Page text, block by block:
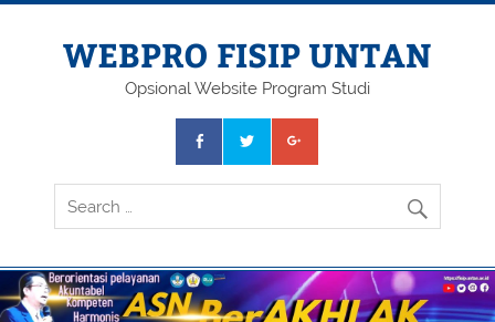
Skip
WEBPRO FISIP UNTAN
Opsional Website Program Studi